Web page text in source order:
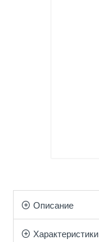
Описание
Характеристики